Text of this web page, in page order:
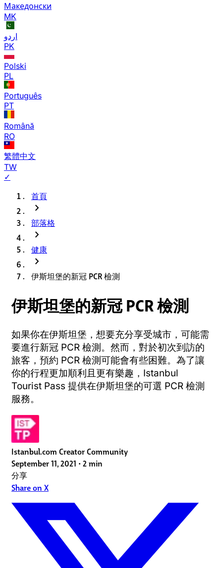
Македонски
MK
اردو
PK
Polski
PL
Português
PT
Română
RO
繁體中文
TW
✓
首頁
chevron_right
部落格
chevron_right
健康
chevron_right
伊斯坦堡的新冠 PCR 檢測
伊斯坦堡的新冠 PCR 檢測
如果你在伊斯坦堡，想要充分享受城市，可能需
要進行新冠 PCR 檢測。然而，對於初次到訪的
旅客，預約 PCR 檢測可能會有些困難。為了讓
你的行程更加順利且更有樂趣，Istanbul
Tourist Pass 提供在伊斯坦堡的可選 PCR 檢測
服務。
Istanbul.com Creator Community
September 11, 2021 • 2 min
分享
Share on X